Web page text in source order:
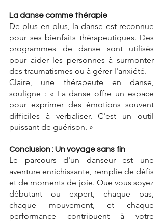
La danse comme thérapie
De plus en plus, la danse est reconnue
pour ses bienfaits thérapeutiques. Des
programmes de danse sont utilisés
pour aider les personnes à surmonter
des traumatismes ou à gérer l'anxiété.
Claire, une thérapeute en danse,
souligne : « La danse offre un espace
pour exprimer des émotions souvent
difficiles à verbaliser. C'est un outil
puissant de guérison. »
Conclusion : Un voyage sans fin
Le parcours d'un danseur est une
aventure enrichissante, remplie de défis
et de moments de joie. Que vous soyez
débutant ou expert, chaque pas,
chaque mouvement, et chaque
performance contribuent à votre